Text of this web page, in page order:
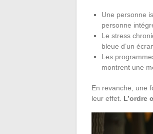
Une personne
personne
Le stress
bleue d’un
Les
montrent une
En revanche, une
leur effet. L’ordre